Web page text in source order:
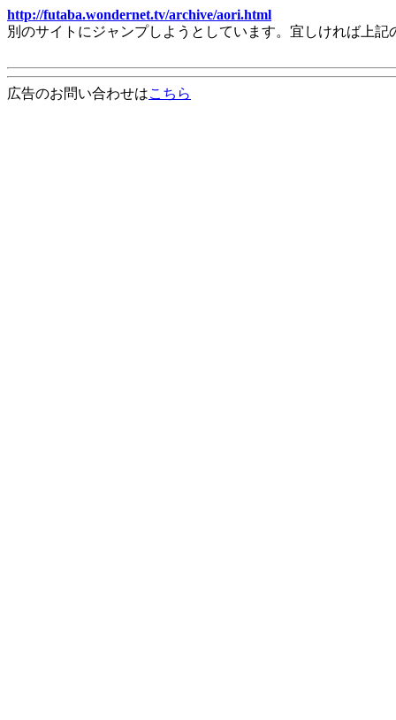
http://futaba.wondernet.tv/archive/aori.html
別のサイトにジャンプしようとしています。宜しければ上
広告のお問い合わせはこちら